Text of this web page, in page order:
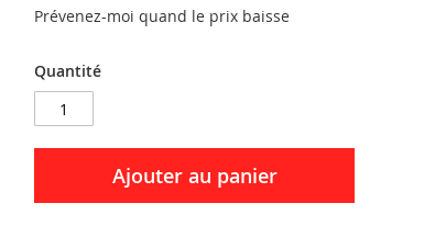
Prévenez-moi quand le prix baisse
Quantité
Ajouter au panier